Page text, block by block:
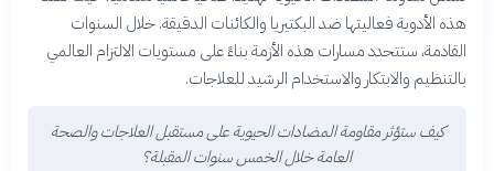
هذه الأدوية فعاليتها ضد البكتيريا والكائنات الدقيقة. خلال السنوات
القادمة، ستتحدد مسارات هذه الأزمة بناءً على مستويات الالتزام العالمي
بالتنظيم والابتكار والاستخدام الرشيد للعلاجات.
كيف ستؤثر مقاومة المضادات الحيوية على مستقبل العلاجات والصحة
العامة خلال الخمس سنوات المقبلة؟